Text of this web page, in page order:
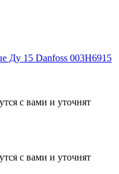
Ду 15 Danfoss 003H6915
с вами и уточнят
с вами и уточнят